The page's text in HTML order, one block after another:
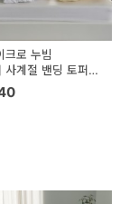
크로 누빔
사계절 밴딩 토퍼